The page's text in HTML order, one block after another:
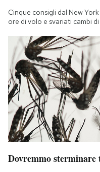
Cinque consigli dal New
ore di volo e svariati cambi di
Dovremmo sterminare